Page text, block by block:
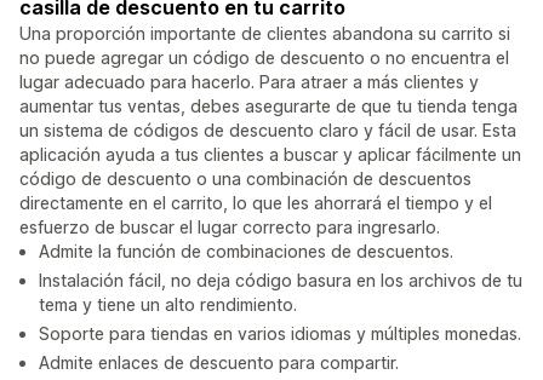
casilla de descuento en tu carrito
Una proporción importante de clientes abandona su carrito si
no puede agregar un código de descuento o no encuentra el
lugar adecuado para hacerlo. Para atraer a más clientes y
aumentar tus ventas, debes asegurarte de que tu tienda tenga
un sistema de códigos de descuento claro y fácil de usar. Esta
aplicación ayuda a tus clientes a buscar y aplicar fácilmente un
código de descuento o una combinación de descuentos
directamente en el carrito, lo que les ahorrará el tiempo y el
esfuerzo de buscar el lugar correcto para ingresarlo.
Admite la función de combinaciones de descuentos.
Instalación fácil, no deja código basura en los archivos de tu
tema y tiene un alto rendimiento.
Soporte para tiendas en varios idiomas y múltiples monedas.
Admite enlaces de descuento para compartir.